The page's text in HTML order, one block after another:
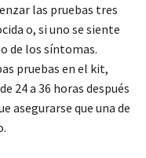
las pruebas tres
o, si uno se siente
de los síntomas.
pruebas en el kit,
24 a 36 horas después
asegurarse que una de